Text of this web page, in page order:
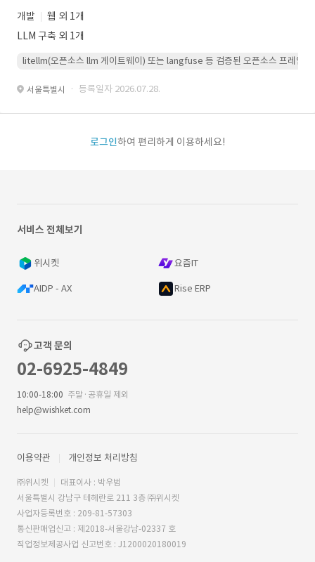
개발
웹 외 1개
LLM 구축 외 1개
litellm(오픈소스 llm 게이트웨이) 또는 langfuse 등 검증된 오픈소스 프레임워
서울특별시 · 등록일자 2026.07.28.
로그인하여 편리하게 이용하세요!
서비스 전체보기
위시켓 요즘IT
AIDP - AX Rise ERP
고객 문의
02-6925-4849
10:00-18:00 주말·공휴일 제외
help@wishket.com
이용약관 개인정보 처리방침
㈜위시켓
대표이사 : 박우범
서울특별시 강남구 테헤란로 211 3층 ㈜위시켓
사업자등록번호 : 209-81-57303
통신판매업신고 : 제2018-서울강남-02337 호
직업정보제공사업 신고번호 : J1200020180019